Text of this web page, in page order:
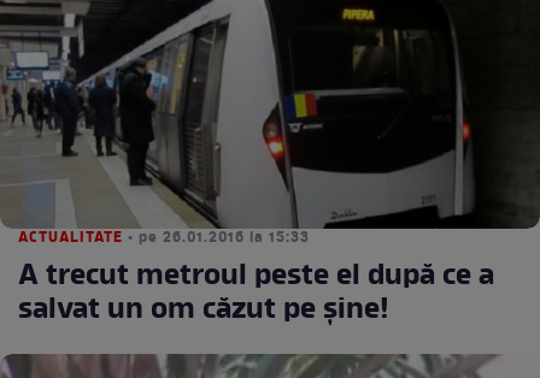
ACTUALITATE • pe 26.01.2016 la 15:33
A trecut metroul peste el după ce a
salvat un om căzut pe şine!